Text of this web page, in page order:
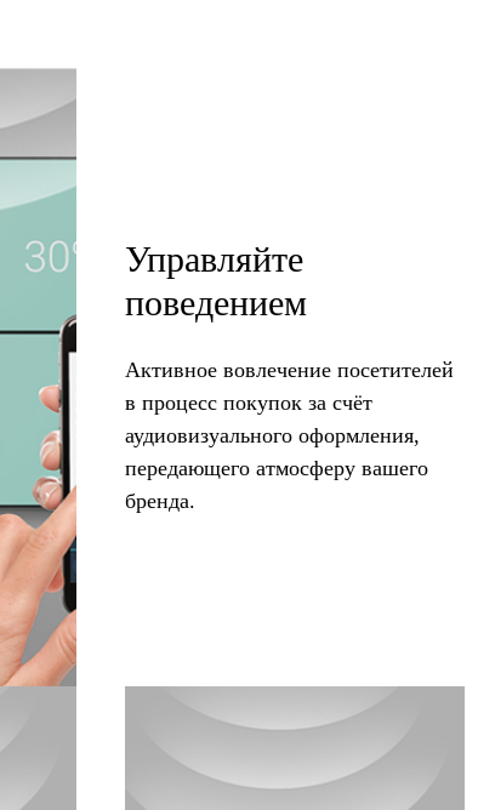
Управляйте
поведением
Активное вовлечение посетителей
в процесс покупок за счёт
аудиовизуального оформления,
передающего атмосферу вашего
бренда.